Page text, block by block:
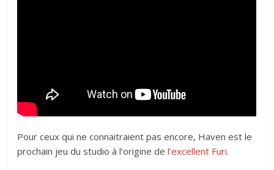
Pour ceux qui ne connaitraient pas encore, Haven est le
prochain jeu du studio à l’origine del’excellent Furi.